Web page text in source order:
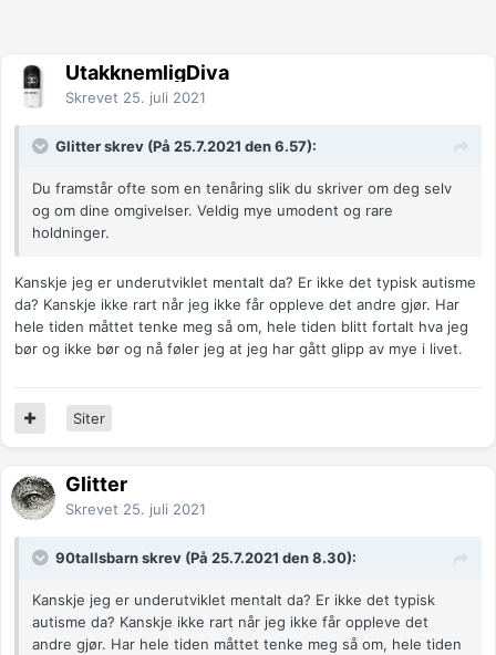
UtakknemligDiva
Skrevet 25. juli 2021
Glitter skrev (På 25.7.2021 den 6.57):
Du framstår ofte som en tenåring slik du skriver om deg selv
og om dine omgivelser. Veldig mye umodent og rare
holdninger.
Kanskje jeg er underutviklet mentalt da? Er ikke det typisk autisme
da? Kanskje ikke rart når jeg ikke får oppleve det andre gjør. Har
hele tiden måttet tenke meg så om, hele tiden blitt fortalt hva jeg
bør og ikke bør og nå føler jeg at jeg har gått glipp av mye i livet.
Siter
Glitter
Skrevet 25. juli 2021
90tallsbarn skrev (På 25.7.2021 den 8.30):
Kanskje jeg er underutviklet mentalt da? Er ikke det typisk
autisme da? Kanskje ikke rart når jeg ikke får oppleve det
andre gjør. Har hele tiden måttet tenke meg så om, hele tiden